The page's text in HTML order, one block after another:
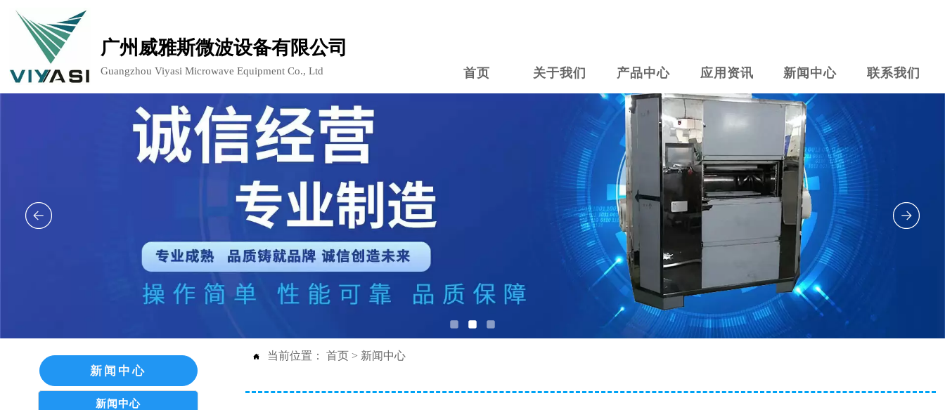
广州威雅斯微波设备有限公司
Guangzhou Viyasi Microwave Equipment Co., Ltd 首页 关于我们 产品中心 应用资讯 新闻中心 联系我们
新闻中心
新闻中心
 当前位置： 首页> 新闻中心